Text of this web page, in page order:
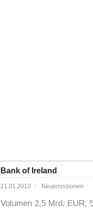
Bank of Ireland
21.01.2010 Neuemissionen
Volumen 2,5 Mrd. EUR,